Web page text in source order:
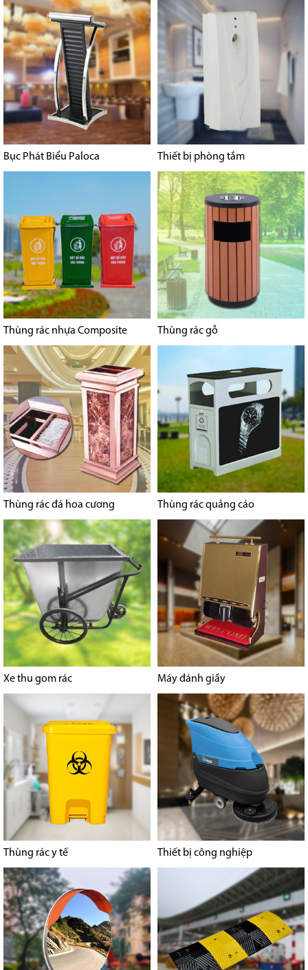
Bục Phát Biểu Paloca Thiết bị phòng tắm
Thùng rác nhựa Composite Thùng rác gỗ
Thùng rác đá hoa cương Thùng rác quảng cáo
Xe thu gom rác Máy đánh giầy
Thùng rác y tế Thiết bị công nghiệp